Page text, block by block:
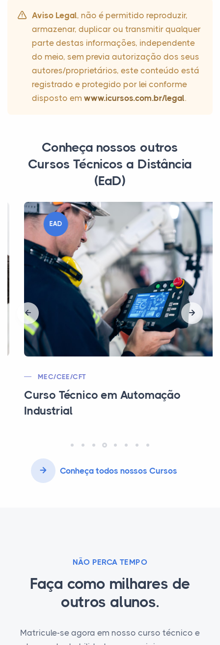
Aviso Legal, não é permitido reproduzir,
armazenar, duplicar ou transmitir qualquer
parte destas informações, independente
do meio, sem previa autorização dos seus
autores/proprietários, este conteúdo está
registrado e protegido por lei conforme
disposto em www.icursos.com.br/legal.
Conheça nossos outros
Cursos Técnicos a Distância
(EaD)
EAD
MEC/CEE/CFT
Curso Técnico em Automação
Industrial
Conheça todos nossos Cursos
NÃO PERCA TEMPO
Faça como milhares de
outros alunos.
Matricule-se agora em nosso curso técnico e